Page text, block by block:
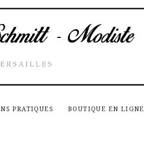
PRATIQUES BOUTIQUE EN LIGNE